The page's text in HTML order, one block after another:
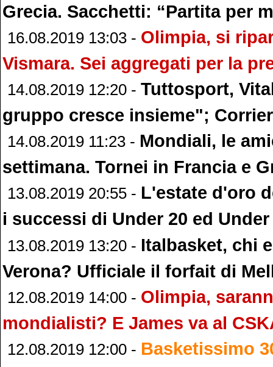
Grecia. Sacchetti: “Partita per
16.08.2019 13:03 - Olimpia, si
Vismara. Sei aggregati per la
14.08.2019 12:20 - Tuttosport,
gruppo cresce insieme";
14.08.2019 11:23 - Mondiali, le
settimana. Tornei in Francia e
13.08.2019 20:55 - L'estate d'oro
i successi di Under 20 ed Under
13.08.2019 13:20 - Italbasket, chi
Verona? Ufficiale il forfait di
12.08.2019 14:00 - Olimpia,
mondialisti? E James va al
12.08.2019 12:00 - Basketissimo